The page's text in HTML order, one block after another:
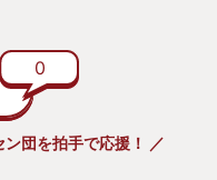
0
団を拍手で応援！ ／